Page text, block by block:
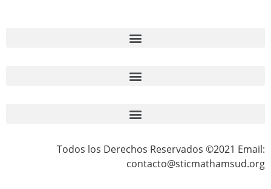
Todos los Derechos Reservados ©2021 Email:
contacto@sticmathamsud.org